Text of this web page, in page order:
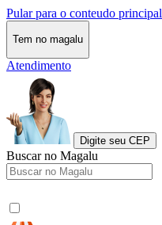
Pular para o conteudo principal
Tem no magalu
Atendimento
Digite seu CEP
Buscar no Magalu